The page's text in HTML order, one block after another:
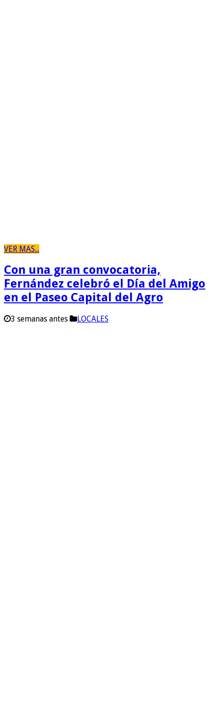
VER MAS...
Con una gran convocatoria,
Fernández celebró el Día del Amigo
en el Paseo Capital del Agro
3 semanas antes LOCALES